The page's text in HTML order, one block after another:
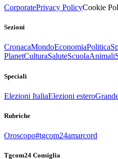
CorporatePrivacy PolicyCookie
Sezioni
CronacaMondoEconomiaPolitica
PlanetCulturaSaluteScuolaAnimali
Speciali
Elezioni ItaliaElezioni estero
Rubriche
Oroscopo#tgcom24amarcord
Tgcom24 Consiglia